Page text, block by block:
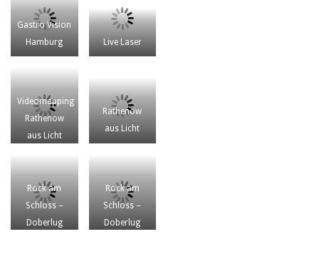
Gastro Vision
Hamburg
Live Laser
Videomapping
Rathenow
aus Licht
Rathenow
aus Licht
Rock am
Schloss –
Doberlug
Rock am
Schloss –
Doberlug